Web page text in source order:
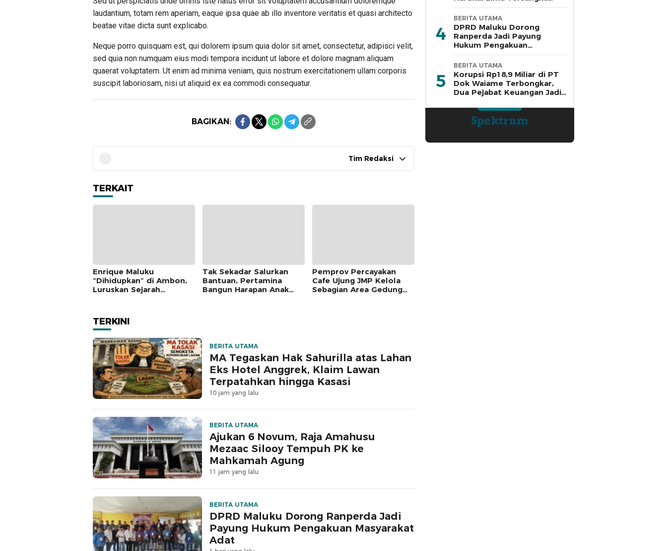
laudantium, totam rem aperiam, eaque ipsa quae ab illo inventore veritatis et quasi architecto
beatae vitae dicta sunt explicabo.
Neque porro quisquam est, qui dolorem ipsum quia dolor sit amet, consectetur, adipisci velit,
sed quia non numquam eius modi tempora incidunt ut labore et dolore magnam aliquam
quaerat voluptatem. Ut enim ad minima veniam, quis nostrum exercitationem ullam corporis
suscipit laboriosam, nisi ut aliquid ex ea commodi consequatur.
BAGIKAN:
Tim Redaksi
TERKAIT
Enrique Maluku
“Dihidupkan” di Ambon,
Luruskan Sejarah
Nusantara
Tak Sekadar Salurkan
Bantuan, Pertamina
Bangun Harapan Anak
Pemprov Percayakan
Cafe Ujung JMP Kelola
Sebagian Area Gedung
TERKINI
BERITA UTAMA
MA Tegaskan Hak Sahurilla atas Lahan
Eks Hotel Anggrek, Klaim Lawan
Terpatahkan hingga Kasasi
10 jam yang lalu
BERITA UTAMA
Ajukan 6 Novum, Raja Amahusu
Mezaac Silooy Tempuh PK ke
Mahkamah Agung
11 jam yang lalu
BERITA UTAMA
DPRD Maluku Dorong Ranperda Jadi
Payung Hukum Pengakuan Masyarakat
Adat
Ditahan
4
BERITA UTAMA
DPRD Maluku Dorong
Ranperda Jadi Payung
Hukum Pengakuan
Masyarakat Adat
5
BERITA UTAMA
Korupsi Rp18,9 Miliar di PT
Dok Waiame Terbongkar,
Dua Pejabat Keuangan Jadi